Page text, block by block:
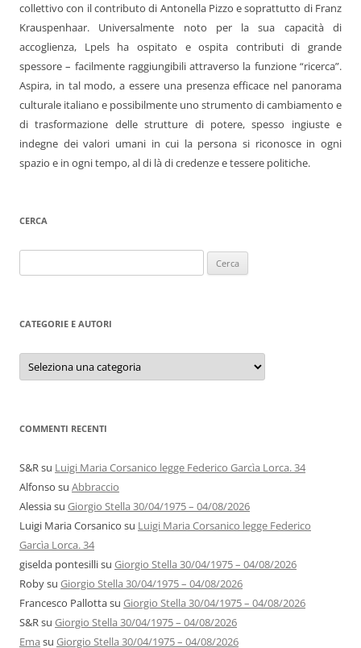
collettivo con il contributo di Antonella Pizzo e soprattutto di Franz
Krauspenhaar. Universalmente noto per la sua capacità di
accoglienza, Lpels ha ospitato e ospita contributi di grande
spessore – facilmente raggiungibili attraverso la funzione “ricerca”.
Aspira, in tal modo, a essere una presenza efficace nel panorama
culturale italiano e possibilmente uno strumento di cambiamento e
di trasformazione delle strutture di potere, spesso ingiuste e
indegne dei valori umani in cui la persona si riconosce in ogni
spazio e in ogni tempo, al di là di credenze e tessere politiche.
CERCA
per:
CATEGORIE E AUTORI
Categorie
autori
COMMENTI RECENTI
S&Rsu Luigi Maria Corsanico legge Federico Garcìa Lorca. 34
Alfonso su Abbraccio
Alessiasu Giorgio Stella 30/04/1975 – 04/08/2026
Luigi Maria Corsanico su Luigi Maria Corsanico legge Federico
Garcìa Lorca. 34
giselda pontesillisu Giorgio Stella 30/04/1975 – 04/08/2026
Robysu Giorgio Stella 30/04/1975 – 04/08/2026
Francesco Pallottasu Giorgio Stella 30/04/1975 – 04/08/2026
S&Rsu Giorgio Stella 30/04/1975 – 04/08/2026
Ema su Giorgio Stella 30/04/1975 – 04/08/2026